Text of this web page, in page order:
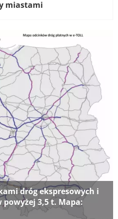
miastami
dróg ekspresowych i
3,5 t. Mapa: